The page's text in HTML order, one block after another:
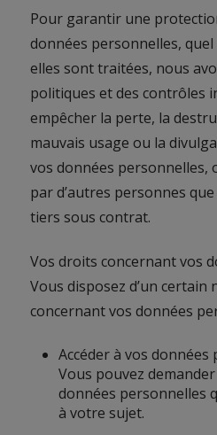
Pour garantir une
données personnelles,
elles sont traitées, nous
politiques et des contrôles
empêcher la perte, la
mauvais usage ou la
vos données personnelles,
par d’autres personnes
tiers sous contrat.
Vos droits concernant vos
Vous disposez d’un certain
concernant vos données
Accéder à vos données
Vous pouvez
données personnelles
à votre sujet.